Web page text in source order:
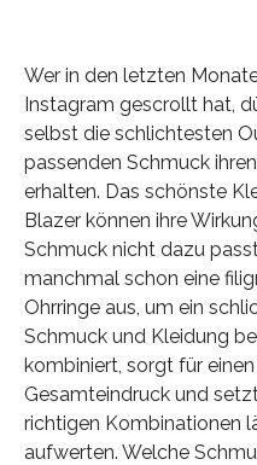
Wer in den letzten
Instagram gescrollt hat,
selbst die schlichtesten
passenden Schmuck
erhalten. Das schönste
Blazer können ihre
Schmuck nicht dazu
manchmal schon eine
Ohrringe aus, um ein
Schmuck und Kleidung
kombiniert, sorgt für
Gesamteindruck und
richtigen Kombinationen
aufwerten. Welche